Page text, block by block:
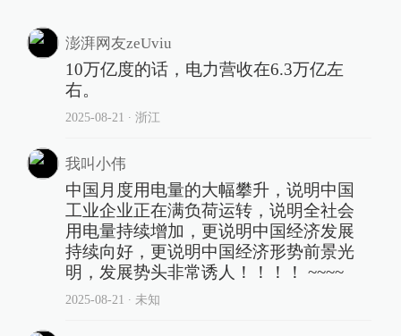
澎湃网友zeUviu
10万亿度的话，电力营收在6.3万亿左
右。
2025-08-21 ∙ 浙江
我叫小伟
中国月度用电量的大幅攀升，说明中国
工业企业正在满负荷运转，说明全社会
用电量持续增加，更说明中国经济发展
持续向好，更说明中国经济形势前景光
明，发展势头非常诱人！！！！ ~~~~
2025-08-21 ∙ 未知